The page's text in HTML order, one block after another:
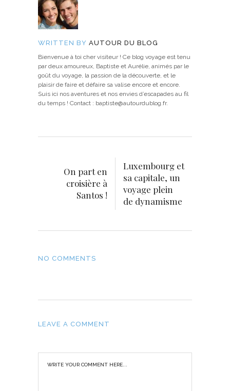
WRITTEN BY AUTOUR DU BLOG
Bienvenue à toi cher visiteur ! Ce blog voyage est tenu
par deux amoureux, Baptiste et Aurélie, animés par le
goût du voyage, la passion de la découverte, et le
plaisir de faire et défaire sa valise encore et encore.
Suis ici nos aventures et nos envies d’escapades au fil
du temps ! Contact : baptiste@autourdublog.fr.
On part en
croisière à
Santos !
Luxembourg et
sa capitale, un
voyage plein
de dynamisme
NO COMMENTS
LEAVE A COMMENT